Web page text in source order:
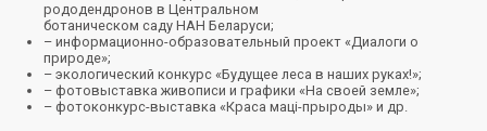
рододендронов в Центральном
ботаническом саду НАН Беларуси;
– информационно-образовательный проект «Диалоги о
природе»;
– экологический конкурс «Будущее леса в наших руках!»;
– фотовыставка живописи и графики «На своей земле»;
– фотоконкурс-выставка «Краса мацi-прыроды» и др.